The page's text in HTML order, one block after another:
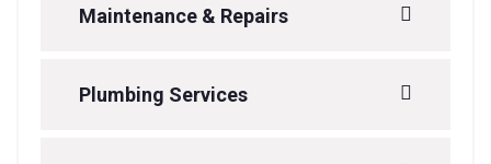
Maintenance & Repairs
Plumbing Services